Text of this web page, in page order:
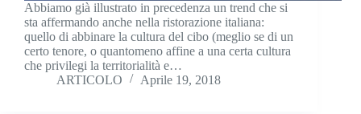
Abbiamo già illustrato in precedenza un trend che si
sta affermando anche nella ristorazione italiana:
quello di abbinare la cultura del cibo (meglio se di un
certo tenore, o quantomeno affine a una certa cultura
che privilegi la territorialità e…
ARTICOLO
Aprile 19, 2018